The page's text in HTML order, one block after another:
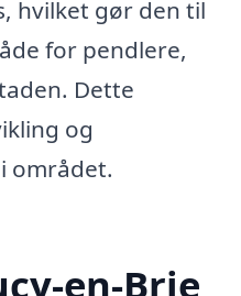
hvilket gør den til
for pendlere,
Dette
og
området.
en-Brie